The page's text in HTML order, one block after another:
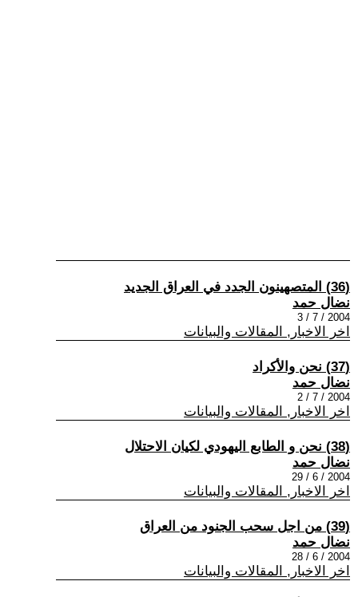
(36) المتصهينون الجدد في العراق الجديد
نضال حمد
2004 / 7 / 3
اخر الاخبار, المقالات والبيانات
(37) نحن والأكراد
نضال حمد
2004 / 7 / 2
اخر الاخبار, المقالات والبيانات
(38) نحن و الطابع اليهودي لكيان الاحتلال
نضال حمد
2004 / 6 / 29
اخر الاخبار, المقالات والبيانات
(39) من اجل سحب الجنود من العراق
نضال حمد
2004 / 6 / 28
اخر الاخبار, المقالات والبيانات